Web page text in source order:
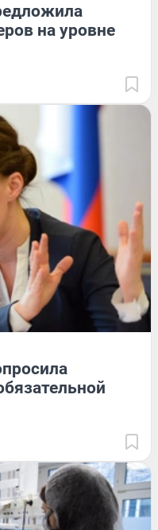
на уровне